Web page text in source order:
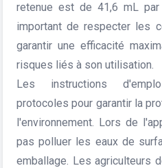
retenue est de 41,6 mL
important de respecter les
garantir une efficacité
risques liés à son utilisation.
Les instructions
protocoles pour garantir la
l'environnement. Lors de
pas polluer les eaux de
emballage. Les agriculteurs